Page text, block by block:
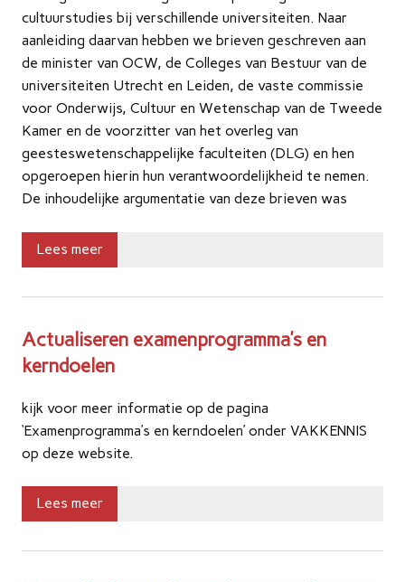
cultuurstudies bij verschillende universiteiten. Naar
aanleiding daarvan hebben we brieven geschreven aan
de minister van OCW, de Colleges van Bestuur van de
universiteiten Utrecht en Leiden, de vaste commissie
voor Onderwijs, Cultuur en Wetenschap van de Tweede
Kamer en de voorzitter van het overleg van
geesteswetenschappelijke faculteiten (DLG) en hen
opgeroepen hierin hun verantwoordelijkheid te nemen.
De inhoudelijke argumentatie van deze brieven was
Lees meer
Actualiseren examenprogramma’s en
kerndoelen
kijk voor meer informatie op de pagina
‘Examenprogramma’s en kerndoelen’ onder VAKKENNIS
op deze website.
Lees meer